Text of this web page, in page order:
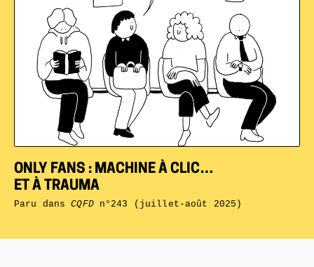
ONLY FANS : MACHINE À CLIC…
ET À TRAUMA
Paru dansCQFDn°243 (juillet-août 2025)